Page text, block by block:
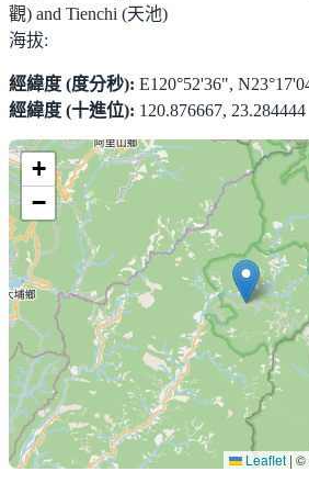
觀) and Tienchi (天池)
海拔:
經緯度 (度分秒): E120°52'36",
經緯度 (十進位): 120.876667, 23.284444
+
−
Leaflet | ©